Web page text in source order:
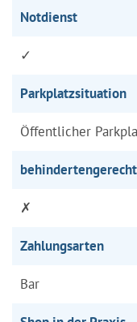
Notdienst
✓
Parkplatzsituation
Öffentlicher
✗
Zahlungsarten
Bar